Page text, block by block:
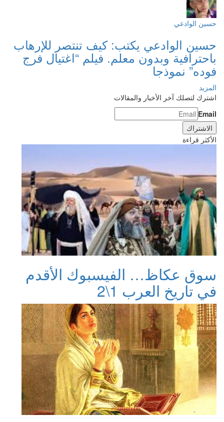
حسين الوادعي
حسين الوادعي يكتب: كيف تنتصر للإرهاب
باحترافية وبدون معلم. فيلم “اغتيال فرج
فوده” نموذجا
المزيد
اشترك لتصلك آخر الأخبار والمقالات
Email
الأكثر قراءة
سوق عكاظ… الفيسبوك الأقدم
في تاريخ العرب 1\2